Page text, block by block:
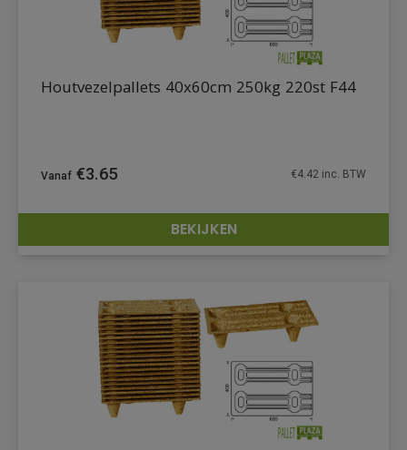
DETAILS
Houtvezelpallets 40x60cm 250kg 220st F44
€3.65 €4.42 inc. BTW
BEKIJKEN